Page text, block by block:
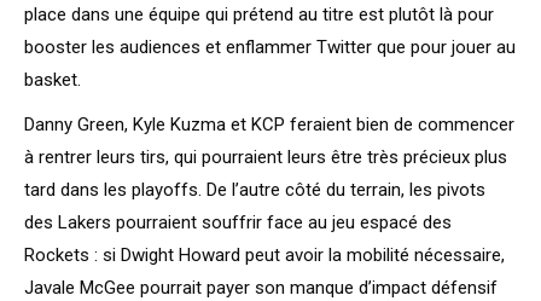
place dans une équipe qui prétend au titre est plutôt là pour
booster les audiences et enflammer Twitter que pour jouer au
basket.
Danny Green, Kyle Kuzma et KCP feraient bien de commencer
à rentrer leurs tirs, qui pourraient leurs être très précieux plus
tard dans les playoffs. De l’autre côté du terrain, les pivots
des Lakers pourraient souffrir face au jeu espacé des
Rockets : si Dwight Howard peut avoir la mobilité nécessaire,
Javale McGee pourrait payer son manque d’impact défensif